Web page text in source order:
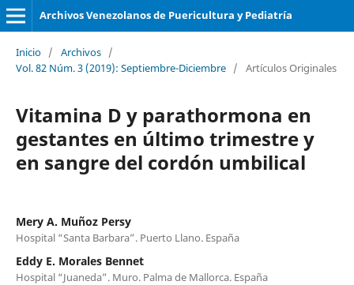
Archivos Venezolanos de Puericultura y Pediatría
Inicio / Archivos /
Vol. 82 Núm. 3 (2019): Septiembre-Diciembre / Artículos Originales
Vitamina D y parathormona en
gestantes en último trimestre y
en sangre del cordón umbilical
Mery A. Muñoz Persy
Hospital “Santa Barbara”. Puerto Llano. España
Eddy E. Morales Bennet
Hospital “Juaneda”. Muro. Palma de Mallorca. España